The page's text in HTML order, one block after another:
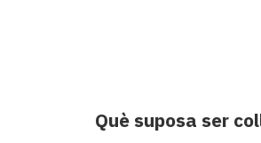
Què suposa ser